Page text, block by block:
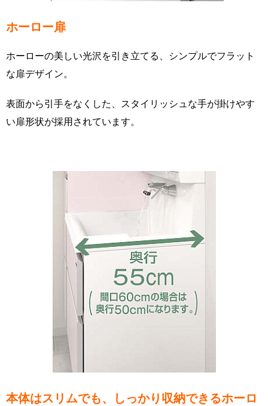
ホーロー扉
ホーローの美しい光沢を引き立てる、シンプルでフラット
な扉デザイン。
表面から引手をなくした、スタイリッシュな手が掛けやす
い扉形状が採用されています。
本体はスリムでも、しっかり収納できるホーロ